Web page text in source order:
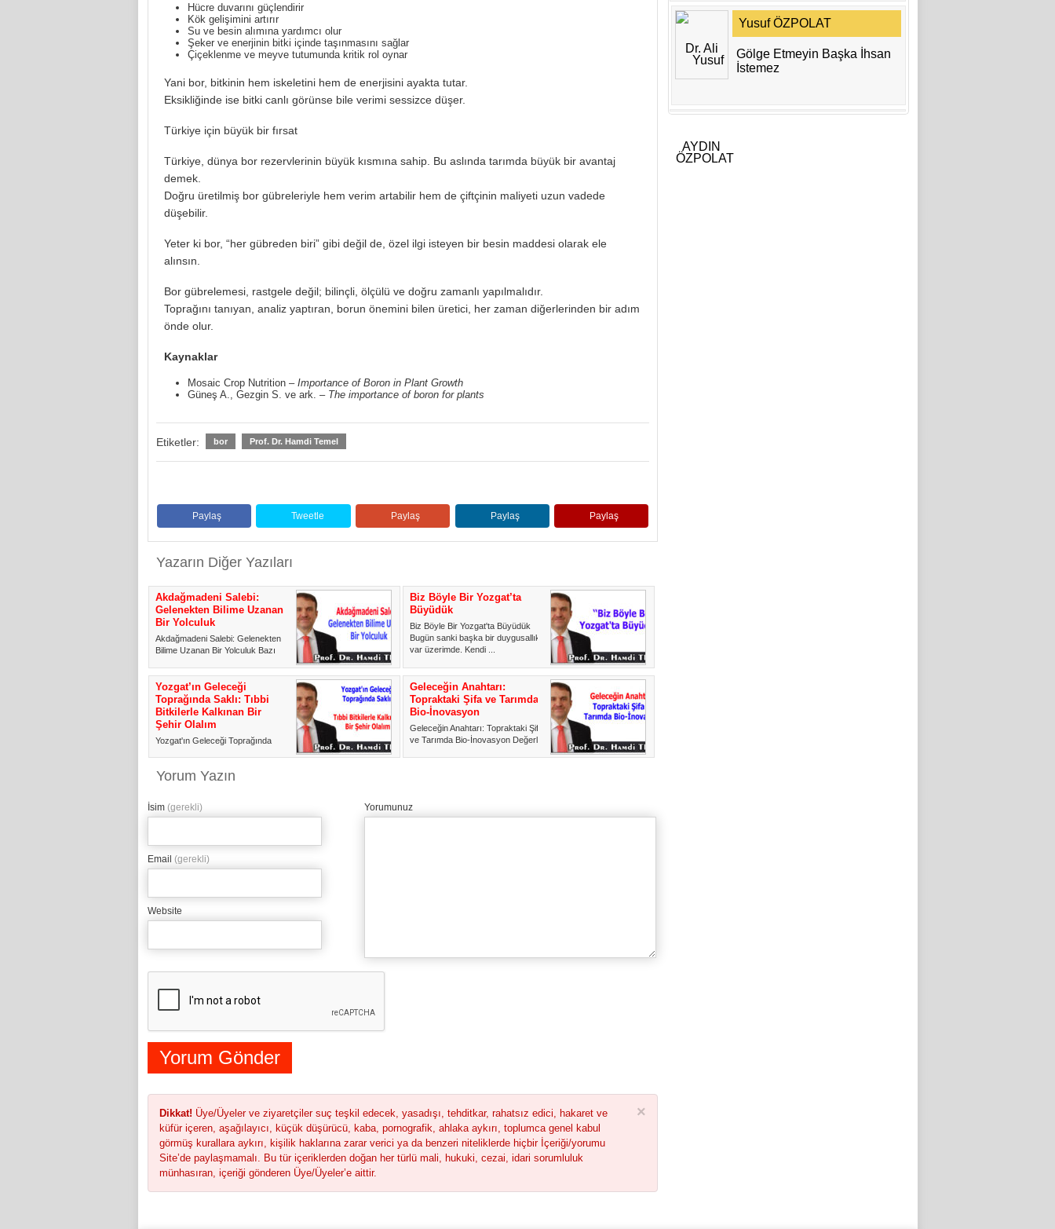
Hücre duvarını güçlendirir
Kök gelişimini artırır
Su ve besin alımına yardımcı olur
Şeker ve enerjinin bitki içinde taşınmasını sağlar
Çiçeklenme ve meyve tutumunda kritik rol oynar
Yani bor, bitkinin hem iskeletini hem de enerjisini ayakta tutar.
Eksikliğinde ise bitki canlı görünse bile verimi sessizce düşer.
Türkiye için büyük bir fırsat
Türkiye, dünya bor rezervlerinin büyük kısmına sahip. Bu aslında tarımda büyük bir avantaj
demek.
Doğru üretilmiş bor gübreleriyle hem verim artabilir hem de çiftçinin maliyeti uzun vadede
düşebilir.
Yeter ki bor, “her gübreden biri” gibi değil de, özel ilgi isteyen bir besin maddesi olarak ele
alınsın.
Bor gübrelemesi, rastgele değil; bilinçli, ölçülü ve doğru zamanlı yapılmalıdır.
Toprağını tanıyan, analiz yaptıran, borun önemini bilen üretici, her zaman diğerlerinden bir adım
önde olur.
Kaynaklar
Mosaic Crop Nutrition – Importance of Boron in Plant Growth
Güneş A., Gezgin S. ve ark. – The importance of boron for plants
Etiketler: bor Prof. Dr. Hamdi Temel
Paylaş Tweetle Paylaş Paylaş Paylaş
Yazarın Diğer Yazıları
Akdağmadeni Salebi:
Gelenekten Bilime Uzanan
Bir Yolculuk
Akdağmadeni Salebi: Gelenekten
Bilime Uzanan Bir Yolculuk Bazı
Biz Böyle Bir Yozgat’ta
Büyüdük
Biz Böyle Bir Yozgat'ta Büyüdük
Bugün sanki başka bir duygusallık
var üzerimde. Kendi ...
Yozgat’ın Geleceği
Toprağında Saklı: Tıbbi
Bitkilerle Kalkınan Bir
Şehir Olalım
Yozgat'ın Geleceği Toprağında
Geleceğin Anahtarı:
Topraktaki Şifa ve Tarımda
Bio-İnovasyon
Geleceğin Anahtarı: Topraktaki Şifa
ve Tarımda Bio-İnovasyon Değerli
Yorum Yazın
İsim (gerekli)
Email (gerekli)
Website
Yorumunuz
×
Dikkat! Üye/Üyeler ve ziyaretçiler suç teşkil edecek, yasadışı, tehditkar, rahatsız edici, hakaret ve
küfür içeren, aşağılayıcı, küçük düşürücü, kaba, pornografik, ahlaka aykırı, toplumca genel kabul
görmüş kurallara aykırı, kişilik haklarına zarar verici ya da benzeri niteliklerde hiçbir İçeriği/yorumu
Site’de paylaşmamalı. Bu tür içeriklerden doğan her türlü mali, hukuki, cezai, idari sorumluluk
münhasıran, içeriği gönderen Üye/Üyeler’e aittir.
Yusuf ÖZPOLAT
Gölge Etmeyin Başka İhsan
İstemez